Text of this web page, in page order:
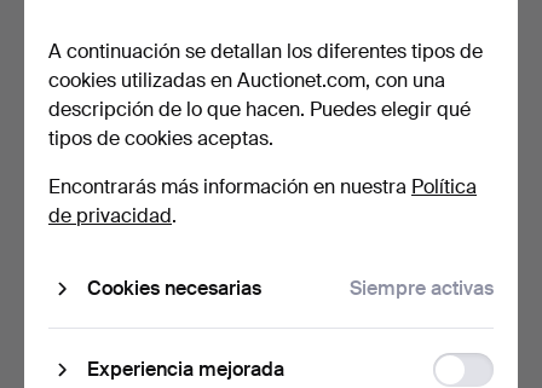
estilo rococó, sofá …
4 pujas
64 USD
Suscribir búsqueda
A continuación se detallan los diferentes tipos de
cookies utilizadas en Auctionet.com, con una
descripción de lo que hacen. Puedes elegir qué
tipos de cookies aceptas.
Encontrarás más información en nuestra Política
de privacidad.
Cookies necesarias Siempre activas
Experiencia mejorada